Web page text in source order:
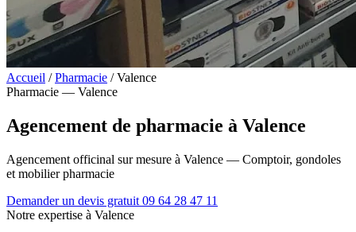
Accueil / Pharmacie / Valence
Pharmacie — Valence
Agencement de pharmacie à Valence
Agencement officinal sur mesure à Valence — Comptoir, gondoles
et mobilier pharmacie
Demander un devis gratuit 09 64 28 47 11
Notre expertise à Valence